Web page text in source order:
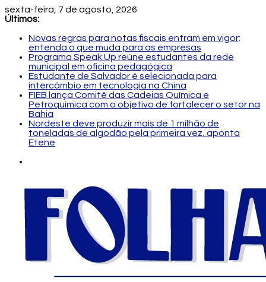
sexta-feira, 7 de agosto, 2026
Últimos:
Novas regras para notas fiscais entram em vigor;
entenda o que muda para as empresas
Programa Speak Up reúne estudantes da rede
municipal em oficina pedagógica
Estudante de Salvador é selecionada para
intercâmbio em tecnologia na China
FIEB lança Comitê das Cadeias Química e
Petroquímica com o objetivo de fortalecer o setor na
Bahia
Nordeste deve produzir mais de 1 milhão de
toneladas de algodão pela primeira vez, aponta
Etene